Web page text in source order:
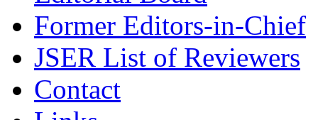
Former Editors-in-Chief
JSER List of Reviewers
Contact